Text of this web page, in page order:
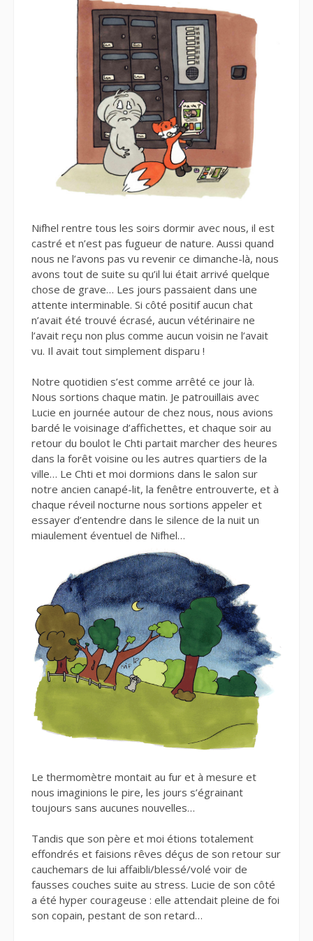
Nifhel rentre tous les soirs dormir avec nous, il est
castré et n’est pas fugueur de nature. Aussi quand
nous ne l’avons pas vu revenir ce dimanche-là, nous
avons tout de suite su qu’il lui était arrivé quelque
chose de grave… Les jours passaient dans une
attente interminable. Si côté positif aucun chat
n’avait été trouvé écrasé, aucun vétérinaire ne
l’avait reçu non plus comme aucun voisin ne l’avait
vu. Il avait tout simplement disparu !
Notre quotidien s’est comme arrêté ce jour là.
Nous sortions chaque matin. Je patrouillais avec
Lucie en journée autour de chez nous, nous avions
bardé le voisinage d’affichettes, et chaque soir au
retour du boulot le Chti partait marcher des heures
dans la forêt voisine ou les autres quartiers de la
ville… Le Chti et moi dormions dans le salon sur
notre ancien canapé-lit, la fenêtre entrouverte, et à
chaque réveil nocturne nous sortions appeler et
essayer d’entendre dans le silence de la nuit un
miaulement éventuel de Nifhel…
Le thermomètre montait au fur et à mesure et
nous imaginions le pire, les jours s’égrainant
toujours sans aucunes nouvelles…
Tandis que son père et moi étions totalement
effondrés et faisions rêves déçus de son retour sur
cauchemars de lui affaibli/blessé/volé voir de
fausses couches suite au stress. Lucie de son côté
a été hyper courageuse : elle attendait pleine de foi
son copain, pestant de son retard…